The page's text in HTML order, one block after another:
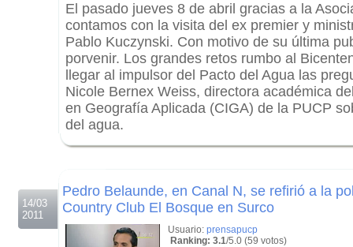
El pasado jueves 8 de abril gracias a la
contamos con la visita del ex premier y
Pablo Kuczynski. Con motivo de su última
porvenir. Los grandes retos rumbo al
llegar al impulsor del Pacto del Agua las
Nicole Bernex Weiss, directora académica
en Geografía Aplicada (CIGA) de la PUCP
del agua.
14/03
2011
Pedro Belaunde, en Canal N, se refirió a la
Country Club El Bosque en Surco
Usuario: prensapucp
Ranking: 3.1/5.0 (59 votos)